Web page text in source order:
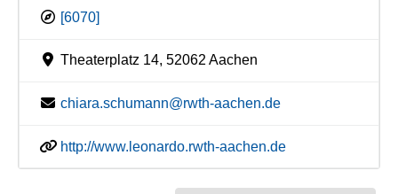
[6070]
Theaterplatz 14, 52062 Aachen
chiara.schumann@rwth-aachen.de
http://www.leonardo.rwth-aachen.de